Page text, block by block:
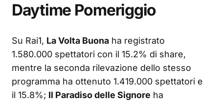
Daytime Pomeriggio
Su Rai1, La Volta Buona ha registrato
1.580.000 spettatori con il 15.2% di share,
mentre la seconda rilevazione dello stesso
programma ha ottenuto 1.419.000 spettatori e
il 15.8%; Il Paradiso delle Signore ha